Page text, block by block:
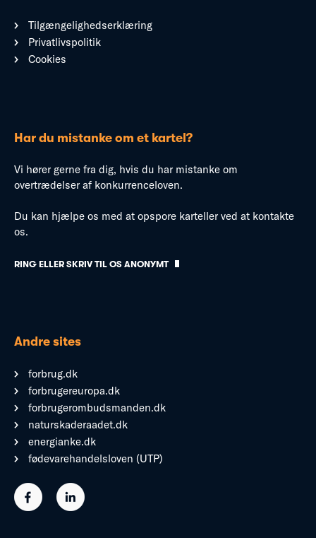
Tilgængelighedserklæring
Privatlivspolitik
Cookies
Har du mistanke om et kartel?
Vi hører gerne fra dig, hvis du har mistanke om
overtrædelser af konkurrenceloven.
Du kan hjælpe os med at opspore karteller ved at kontakte
os.
RING ELLER SKRIV TIL OS ANONYMT
Andre sites
forbrug.dk
forbrugereuropa.dk
forbrugerombudsmanden.dk
naturskaderaadet.dk
energianke.dk
fødevarehandelsloven (UTP)